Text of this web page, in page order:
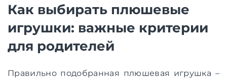
Как выбирать плюшевые
игрушки: важные критерии
для родителей
Правильно подобранная плюшевая игрушка –